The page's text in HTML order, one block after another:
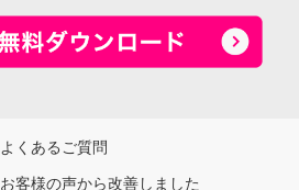
よくあるご質問
お客様の声から改善しました